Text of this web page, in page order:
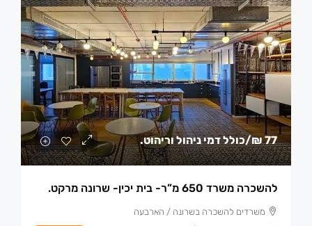
77 ₪ /כולל דמי ניהול וריהוט.
להשכרה משרד 650 מ”ר- בית יכין- שרונה מרקט.
משרדים להשכרה בשרונה / הארבעה